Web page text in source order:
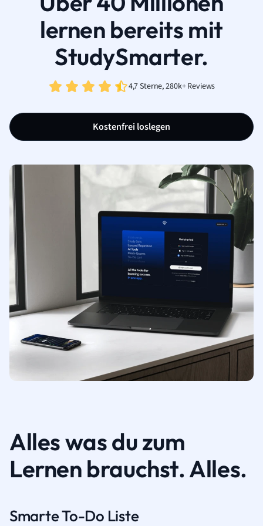
lernen bereits mit
StudySmarter.
4,7 Sterne, 280k+ Reviews
Kostenfrei loslegen
Alles was du zum
Lernen brauchst. Alles.
Smarte To-Do Liste